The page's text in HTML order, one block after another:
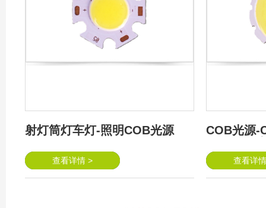
射灯筒灯车灯-照明COB光源
查看详情 >
COB光源-
查看详